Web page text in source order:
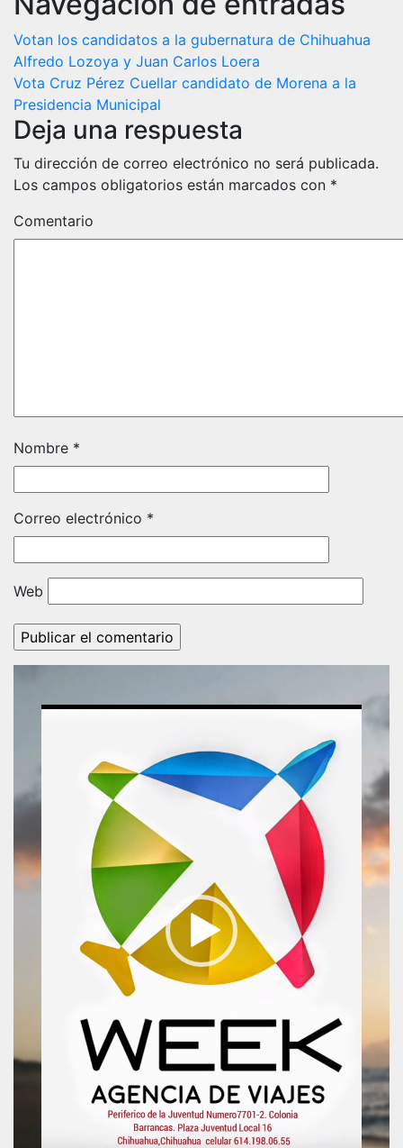
habrá
extradición a
México
Votan los candidatos a la gubernatura de Chihuahua
Alfredo Lozoya y Juan Carlos Loera
Vota Cruz Pérez Cuellar candidato de Morena a la
Presidencia Municipal
Deja una respuesta
Tu dirección de correo electrónico no será publicada.
Los campos obligatorios están marcados con *
Comentario
Nombre *
Correo electrónico *
Web